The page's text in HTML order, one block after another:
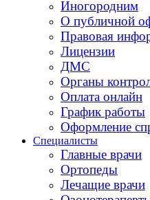
Иногородним
О публичной
Правовая
Лицензии
ДМС
Органы
Оплата онлайн
График работы
Оформление
Специалисты
Главные врачи
Ортопеды
Лечащие врачи